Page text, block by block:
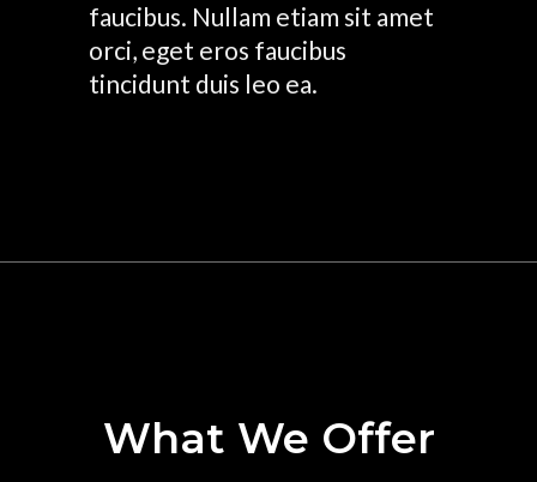
faucibus. Nullam etiam sit amet
orci, eget eros faucibus
tincidunt duis leo ea.
What We Offer